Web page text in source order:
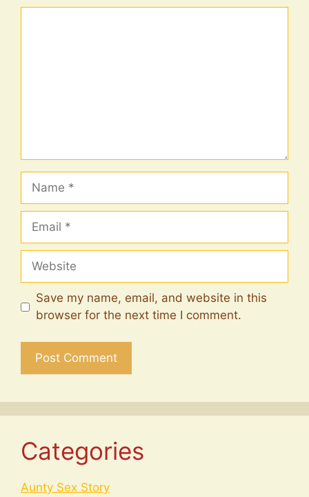
Name
Email
Website
Save my name, email, and website in this
browser for the next time I comment.
Categories
Aunty Sex Story